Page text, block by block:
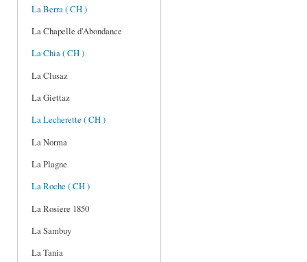
La Berra ( CH )
La Chapelle d'Abondance
La Chia ( CH )
La Clusaz
La Giettaz
La Lecherette ( CH )
La Norma
La Plagne
La Roche ( CH )
La Rosiere 1850
La Sambuy
La Tania